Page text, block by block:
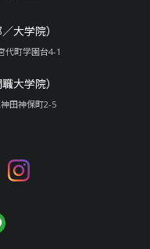
大学院）
代町学園台4-1
大学院）
田神保町2-5